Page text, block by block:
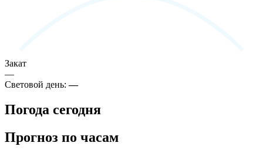
Закат
—
Световой день:—
Погода сегодня
Прогноз по часам